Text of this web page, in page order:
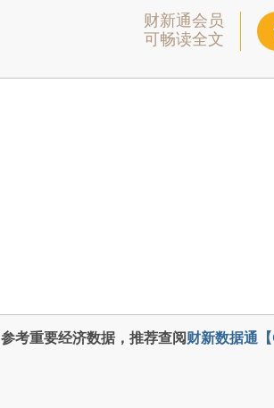
财新通会员
可畅读全文
参考重要经济数据，推荐查阅财新数据通【